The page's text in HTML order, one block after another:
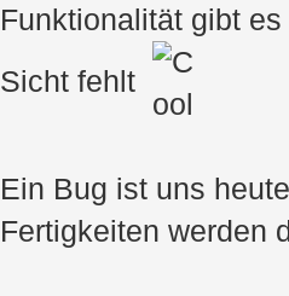
Funktionalität gibt
Sicht fehlt
Ein Bug ist uns
Fertigkeiten werden